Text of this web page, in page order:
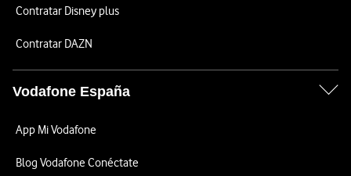
Contratar Disney plus
Contratar DAZN
Vodafone España
App Mi Vodafone
Blog Vodafone Conéctate